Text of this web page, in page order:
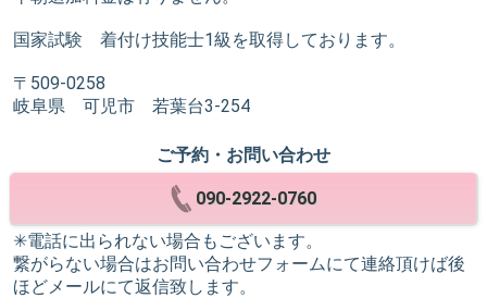
国家試験 着付け技能士1級を取得しております。
〒509-0258
岐阜県 可児市 若葉台3-254
ご予約・お問い合わせ
090-2922-0760
✳︎電話に出られない場合もございます。
繋がらない場合はお問い合わせフォームにて連絡頂けば後
ほどメールにて返信致します。